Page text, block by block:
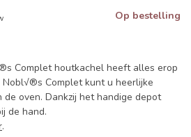
Op bestelling
Complet houtkachel heeft alles erop
Complet kunt u heerlijke
oven. Dankzij het handige depot
de hand.
.